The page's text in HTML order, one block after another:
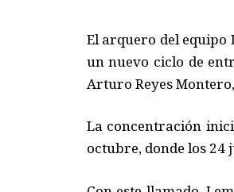
El arquero del equipo
un nuevo ciclo de
Arturo Reyes
La concentración
octubre, donde los